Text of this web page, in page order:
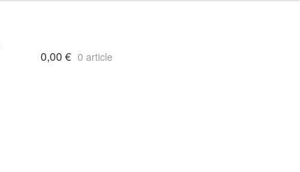
0,00 € 0 article